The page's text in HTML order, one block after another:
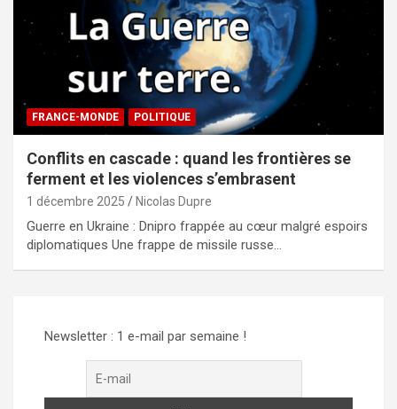
FRANCE-MONDE POLITIQUE
Conflits en cascade : quand les frontières se
ferment et les violences s’embrasent
1 décembre 2025 Nicolas Dupre
Guerre en Ukraine : Dnipro frappée au cœur malgré espoirs
diplomatiques Une frappe de missile russe…
Newsletter : 1 e-mail par semaine !